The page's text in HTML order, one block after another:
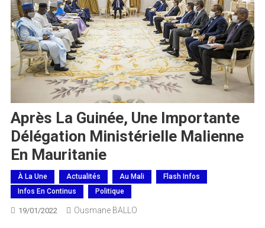
Après La Guinée, Une Importante
Délégation Ministérielle Malienne
En Mauritanie
À La Une Actualités Au Mali
Flash Infos
Infos En Continus
Politique
19/01/2022 Ousmane BALLO